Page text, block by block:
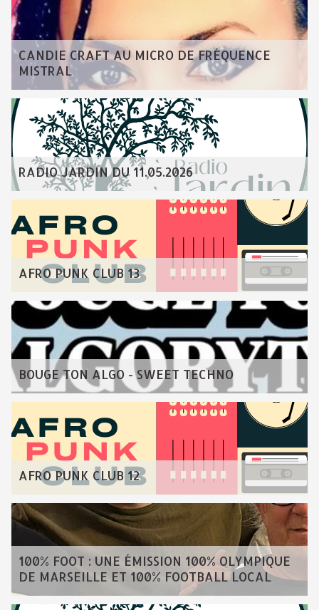
CANDIE CRAFT AU MICRO DE FRÉQUENCE
MISTRAL
RADIO JARDIN DU 11.05.2026
AFRO PUNK CLUB 13
BOUGE TON ALGO - SWEET TECHNO
AFRO PUNK CLUB 12
100% FOOT : UNE ÉMISSION 100% OLYMPIQUE
DE MARSEILLE ET 100% FOOTBALL LOCAL